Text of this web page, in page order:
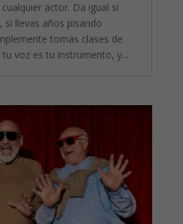
actor. Da igual si
si llevas años pisando
tomas clases de
voz es tu instrumento, y...